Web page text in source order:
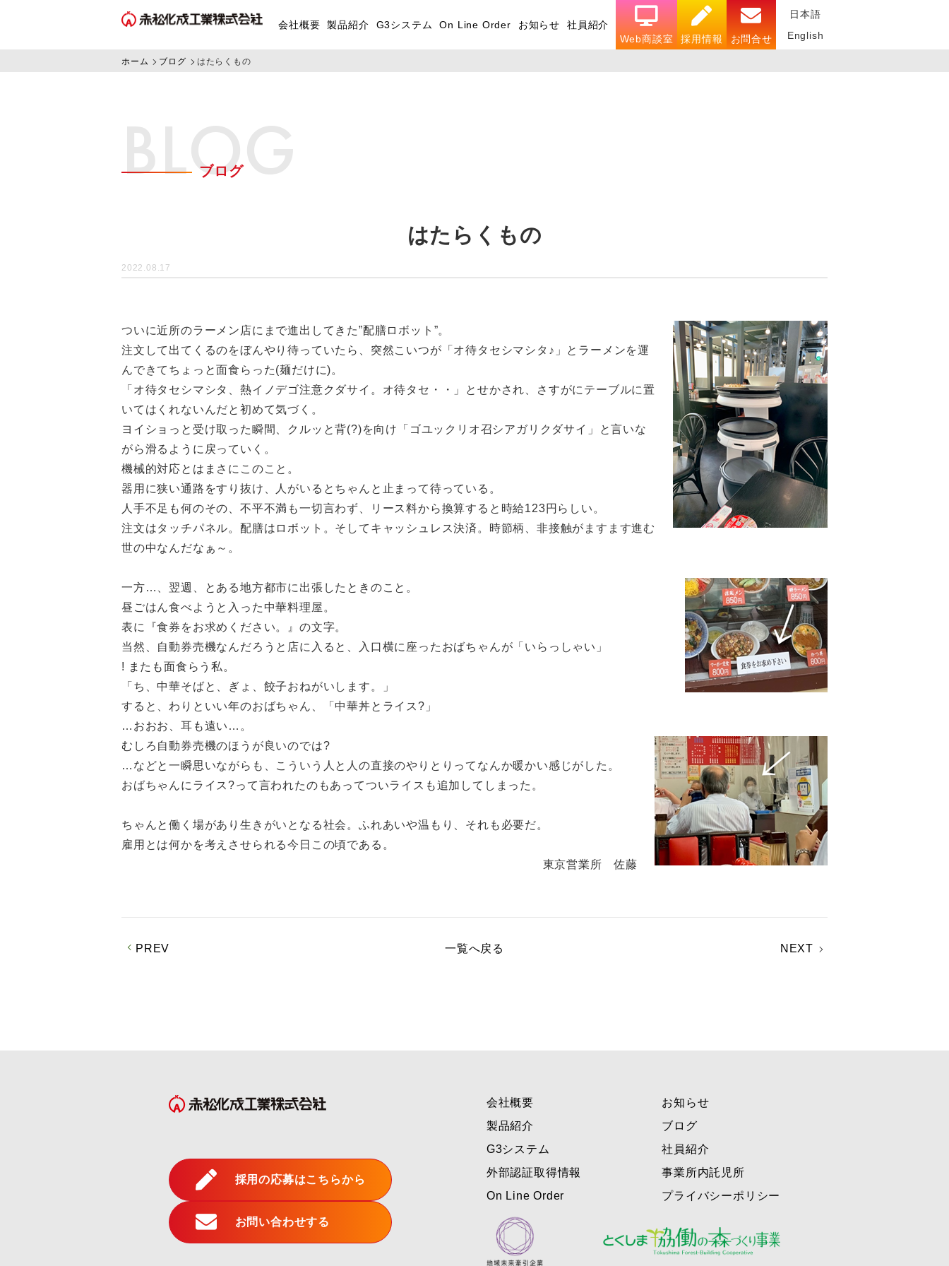
会社概要 製品紹介 G3システム On Line Order お知らせ
社員紹介
Web商談室
採用情報 お問合せ
日本語
English
ホーム ブログ はたらくもの
BLOG
ブログ
はたらくもの
2022.08.17
ついに近所のラーメン店にまで進出してきた”配膳ロボット”。
注文して出てくるのをぼんやり待っていたら、突然こいつが「オ待タセシマシタ♪」とラーメンを運
んできてちょっと面食らった(麺だけに)。
「オ待タセシマシタ、熱イノデゴ注意クダサイ。オ待タセ・・」とせかされ、さすがにテーブルに置
いてはくれないんだと初めて気づく。
ヨイショっと受け取った瞬間、クルッと背(?)を向け「ゴユックリオ召シアガリクダサイ」と言いな
がら滑るように戻っていく。
機械的対応とはまさにこのこと。
器用に狭い通路をすり抜け、人がいるとちゃんと止まって待っている。
人手不足も何のその、不平不満も一切言わず、リース料から換算すると時給123円らしい。
注文はタッチパネル。配膳はロボット。そしてキャッシュレス決済。時節柄、非接触がますます進む
世の中なんだなぁ～。
一方…、翌週、とある地方都市に出張したときのこと。
昼ごはん食べようと入った中華料理屋。
表に『食券をお求めください。』の文字。
当然、自動券売機なんだろうと店に入ると、入口横に座ったおばちゃんが「いらっしゃい」
! またも面食らう私。
「ち、中華そばと、ぎょ、餃子おねがいします。」
すると、わりといい年のおばちゃん、「中華丼とライス?」
…おおお、耳も遠い…。
むしろ自動券売機のほうが良いのでは?
…などと一瞬思いながらも、こういう人と人の直接のやりとりってなんか暖かい感じがした。
おばちゃんにライス?って言われたのもあってついライスも追加してしまった。
ちゃんと働く場があり生きがいとなる社会。ふれあいや温もり、それも必要だ。
雇用とは何かを考えさせられる今日この頃である。
東京営業所 佐藤
PREV 一覧へ戻る NEXT
採用の応募はこちらから
お問い合わせする
会社概要
製品紹介
G3システム
外部認証取得情報
On Line Order
お知らせ
ブログ
社員紹介
事業所内託児所
プライバシーポリシー